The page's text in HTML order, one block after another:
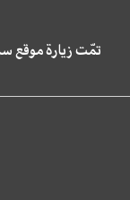
تمّت زيارة موقع سراج ٤,٨٠٠,٠٠٠ مرة خلال الستة أشهر الماضية، كما ظهر في نتائج البحث في محركات